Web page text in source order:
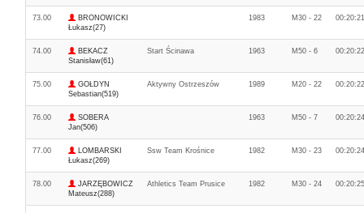
73.00
BRONOWICKI
Łukasz(27)
1983 M30 - 22 00:20:21
74.00
BEKACZ
Stanisław(61)
Start Ścinawa 1963 M50 - 6 00:20:22
75.00
GOŁDYN
Sebastian(519)
Aktywny Ostrzeszów 1989 M20 - 22 00:20:22
76.00
SOBERA
Jan(506)
1963 M50 - 7 00:20:24
77.00
LOMBARSKI
Łukasz(269)
Ssw Team Krośnice 1982 M30 - 23 00:20:24
78.00
JARZĘBOWICZ
Mateusz(288)
Athletics Team Prusice 1982 M30 - 24 00:20:25